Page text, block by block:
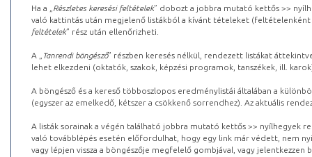
Ha a „ Részletes keresési feltételek” dobozt a jobbra mutató kettős >>
való kattintás után megjelenő listákból a kívánt tételeket (feltételenként
feltételek” rész után ellenőrizheti.
A „ Tanrendi böngésző” részben keresés nélkül, rendezett listákat
lehet elkezdeni (oktatók, szakok, képzési programok, tanszékek, ill.
A böngésző és a kereső többoszlopos eredménylistái általában a
(egyszer az emelkedő, kétszer a csökkenő sorrendhez). Az aktuális
A listák sorainak a végén található jobbra mutató kettős >> nyílhegyek
való továbblépés esetén előfordulhat, hogy egy link már védett, nem
vagy lépjen vissza a böngészője megfelelő gombjával, vagy